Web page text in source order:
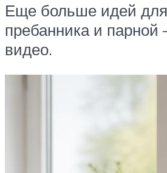
Еще больше идей
пребанника и парной
видео.